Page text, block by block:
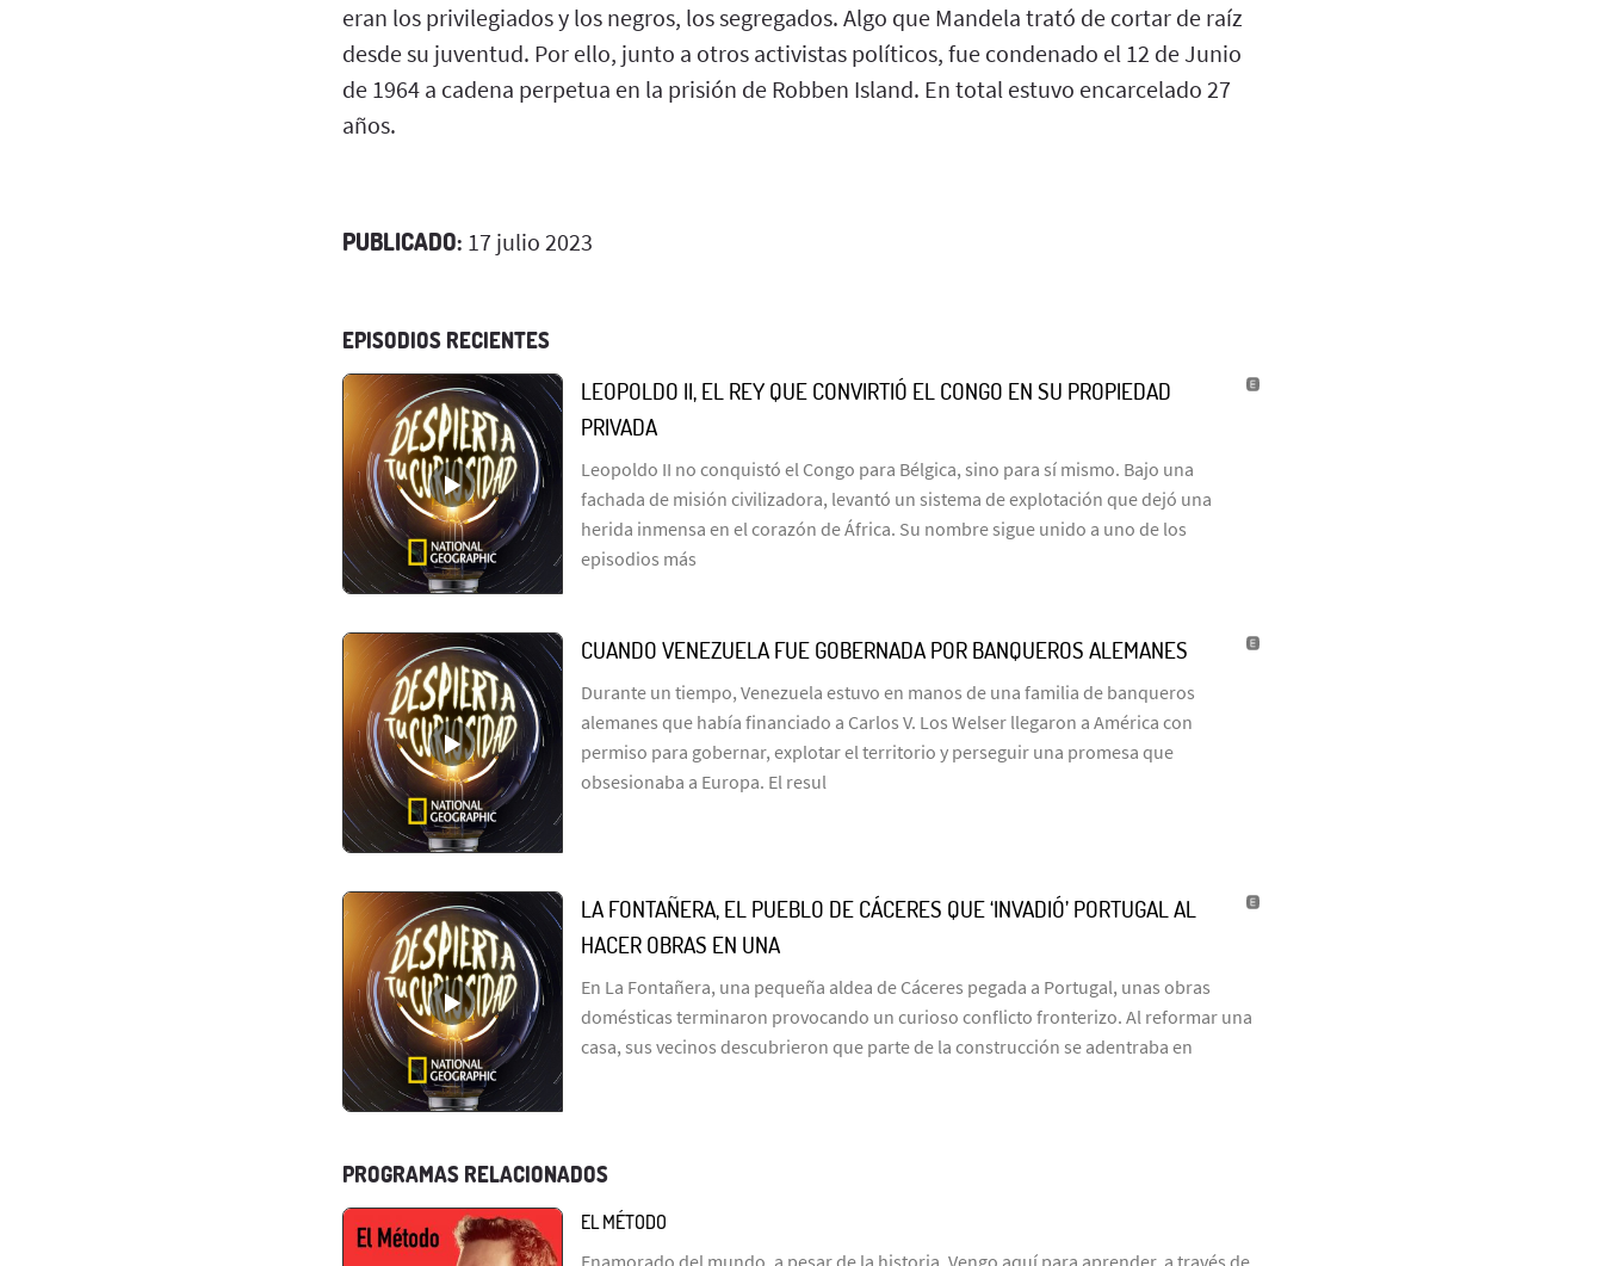
eran los privilegiados y los negros, los segregados. Algo que Mandela trató de cortar de raíz
desde su juventud. Por ello, junto a otros activistas políticos, fue condenado el 12 de Junio
de 1964 a cadena perpetua en la prisión de Robben Island. En total estuvo encarcelado 27
años.
PUBLICADO: 17 julio 2023
EPISODIOS RECIENTES
LEOPOLDO II, EL REY QUE CONVIRTIÓ EL CONGO EN SU PROPIEDAD
PRIVADA
Leopoldo II no conquistó el Congo para Bélgica, sino para sí mismo. Bajo una
fachada de misión civilizadora, levantó un sistema de explotación que dejó una
herida inmensa en el corazón de África. Su nombre sigue unido a uno de los
episodios más
CUANDO VENEZUELA FUE GOBERNADA POR BANQUEROS ALEMANES
Durante un tiempo, Venezuela estuvo en manos de una familia de banqueros
alemanes que había financiado a Carlos V. Los Welser llegaron a América con
permiso para gobernar, explotar el territorio y perseguir una promesa que
obsesionaba a Europa. El resul
LA FONTAÑERA, EL PUEBLO DE CÁCERES QUE ‘INVADIÓ’ PORTUGAL AL
HACER OBRAS EN UNA
En La Fontañera, una pequeña aldea de Cáceres pegada a Portugal, unas obras
domésticas terminaron provocando un curioso conflicto fronterizo. Al reformar una
casa, sus vecinos descubrieron que parte de la construcción se adentraba en
PROGRAMAS RELACIONADOS
EL MÉTODO
Enamorado del mundo, a pesar de la historia. Vengo aquí para aprender, a través de